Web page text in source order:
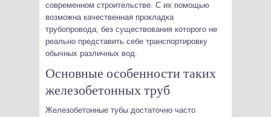
современном строительстве. С их помощью
возможна качественная прокладка
трубопровода, без существования которого не
реально представить себе транспортировку
обычных различных вод.
Основные особенности таких
железобетонных труб
Железобетонные тубы достаточно часто